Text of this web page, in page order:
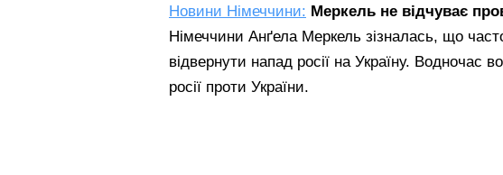
Новини Німеччини: Меркель не відчуває
Німеччини Анґела Меркель зізналась, що
відвернути напад росії на Україну. Водночас
росії проти України.